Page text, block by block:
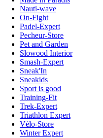
Nauti-wave
On-Fight
Padel-Expert
Pecheur-Store
Pet and Garden
Slowood Interior
Smash-Expert
Sneak'In
Sneakids
Sport is good
Training-Fit
Trek-Expert
Triathlon Expert
Vélo-Store
Winter Expert